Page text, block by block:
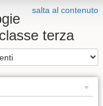
salta al contenuto
terza